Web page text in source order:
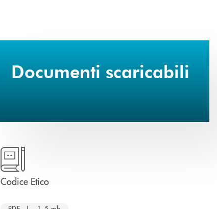
Documenti scaricabili
Codice Eticoapre una nuova finestra